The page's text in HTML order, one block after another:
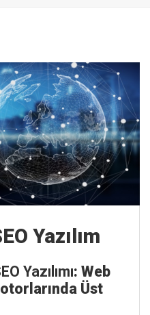
Yazılım
Yazılımı: Web
Üst